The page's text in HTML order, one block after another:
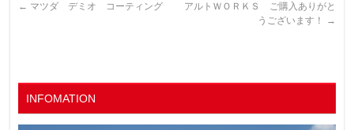
← マツダ デミオ コーティング
アルトＷＯＲＫＳ ご購入ありがと
うございます！
→
INFOMATION